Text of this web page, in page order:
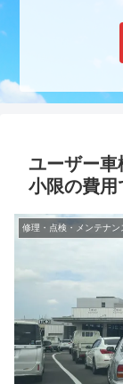
ユーザー車
小限の費用
修理・点検・メンテナン